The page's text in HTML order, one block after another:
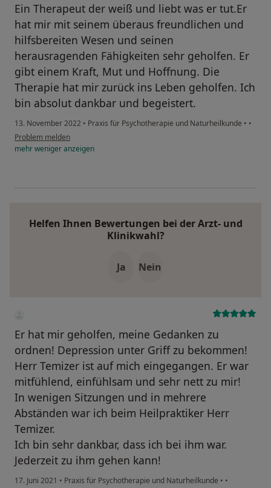
Ein Therapeut der weiß und liebt was er tut.Er
hat mir mit seinem überaus freundlichen und
hilfsbereiten Wesen und seinen
herausragenden Fähigkeiten sehr geholfen. Er
gibt einem Kraft, Mut und Hoffnung. Die
Therapie hat mir zurück ins Leben geholfen. Ich
bin absolut dankbar und begeistert.
13. November 2022 • Praxis für Psychotherapie und Naturheilkunde • •
Problem melden
mehrwenigeranzeigen
Helfen Ihnen Bewertungen bei der Arzt- und
Klinikwahl?
Ja Nein
Er hat mir geholfen, meine Gedanken zu
ordnen! Depression unter Griff zu bekommen!
Herr Temizer ist auf mich eingegangen. Er war
mitfühlend, einfühlsam und sehr nett zu mir!
In wenigen Sitzungen und in mehrere
Abständen war ich beim Heilpraktiker Herr
Temizer.
Ich bin sehr dankbar, dass ich bei ihm war.
Jederzeit zu ihm gehen kann!
17. Juni 2021 • Praxis für Psychotherapie und Naturheilkunde • •